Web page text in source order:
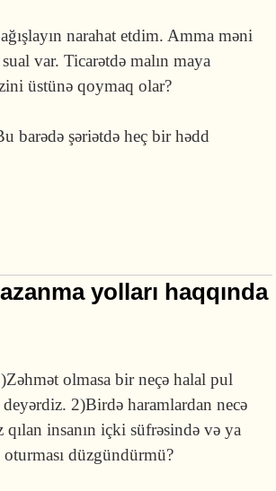
narahat etdim. Amma məni
var. Ticarətdə malın maya
üstünə qoymaq olar?
barədə şəriətdə heç bir hədd
yolları haqqında
olmasa bir neçə halal pul
deyərdiz. 2)Birdə haramlardan necə
qılan insanın içki süfrəsində və ya
düzgündürmü?